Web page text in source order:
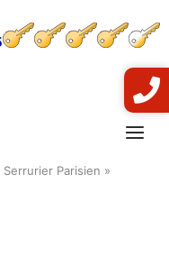
Menu
Serrurier Parisien »